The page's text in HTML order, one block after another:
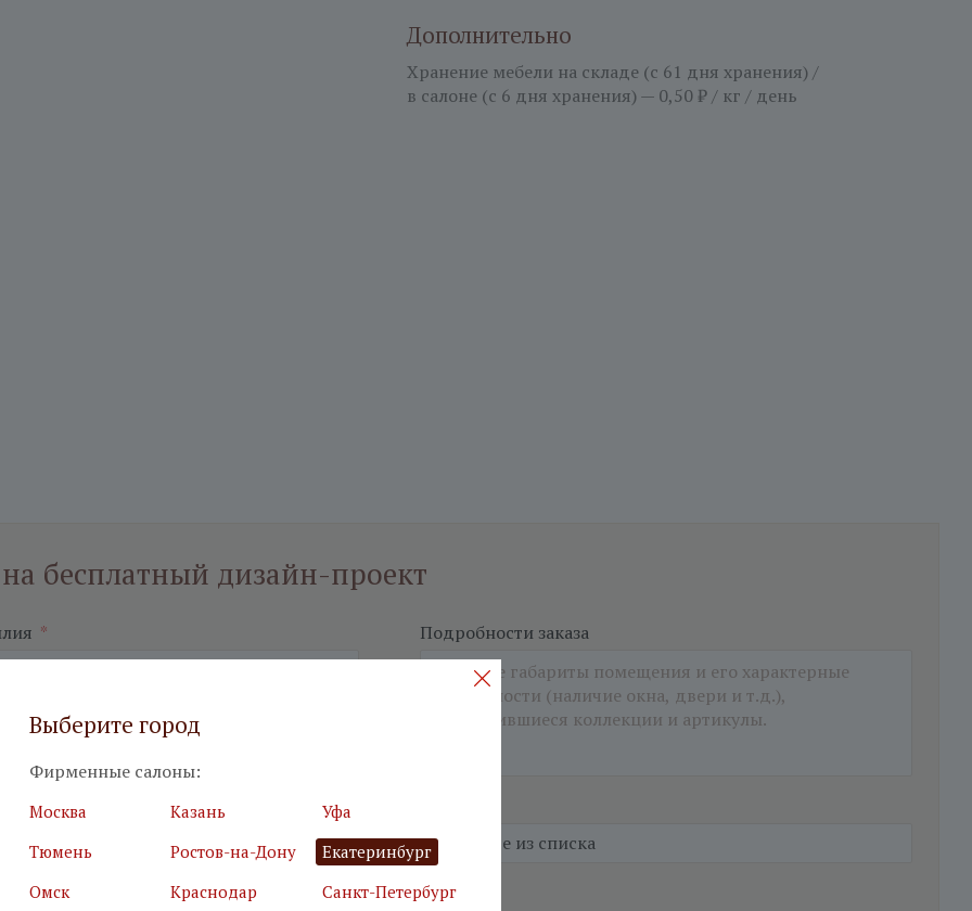
Дополнительно
Хранение мебели на складе (с 61 дня хранения) /
в салоне (с 6 дня хранения) — 0,50 ₽ / кг / день
бесплатный дизайн-проект
*
почта*
Подробности заказа
поля
Выберите город
Фирменные салоны:
Москва Казань
Уфа
Тюмень
Ростов-на-Дону
Екатеринбург
Омск
Краснодар
Санкт-Петербург